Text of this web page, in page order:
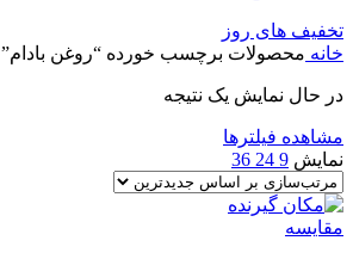
تخفیف های روز
خانه محصولات برچسب خورده “روغن بادام”
در حال نمایش یک نتیجه
مشاهده فیلترها
نمایش 9
24
36
مقایسه